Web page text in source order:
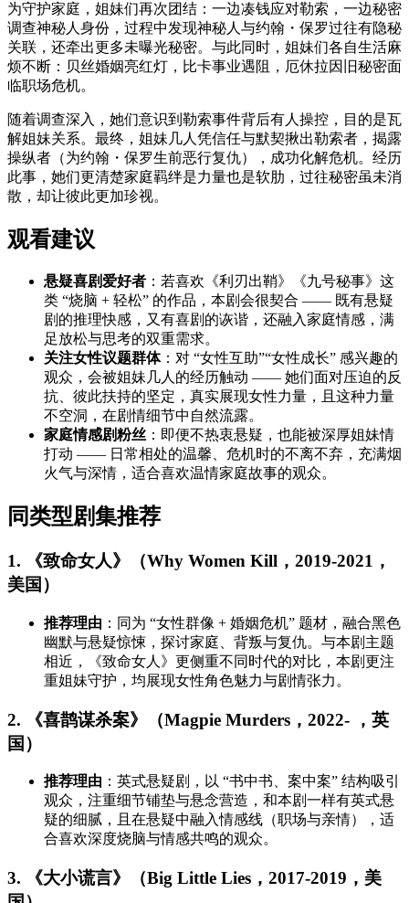
为守护家庭，姐妹们再次团结：一边凑钱应对勒索，一边秘密
调查神秘人身份，过程中发现神秘人与约翰・保罗过往有隐秘
关联，还牵出更多未曝光秘密。与此同时，姐妹们各自生活麻
烦不断：贝丝婚姻亮红灯，比卡事业遇阻，厄休拉因旧秘密面
临职场危机。
随着调查深入，她们意识到勒索事件背后有人操控，目的是瓦
解姐妹关系。最终，姐妹几人凭信任与默契揪出勒索者，揭露
操纵者（为约翰・保罗生前恶行复仇），成功化解危机。经历
此事，她们更清楚家庭羁绊是力量也是软肋，过往秘密虽未消
散，却让彼此更加珍视。
观看建议
悬疑喜剧爱好者 ：若喜欢《利刃出鞘》《九号秘事》这
类 “烧脑 + 轻松” 的作品，本剧会很契合 —— 既有悬疑
剧的推理快感，又有喜剧的诙谐，还融入家庭情感，满
足放松与思考的双重需求。
关注女性议题群体：对 “女性互助”“女性成长” 感兴趣的
观众，会被姐妹几人的经历触动 —— 她们面对压迫的反
抗、彼此扶持的坚定，真实展现女性力量，且这种力量
不空洞，在剧情细节中自然流露。
家庭情感剧粉丝 ：即便不热衷悬疑，也能被深厚姐妹情
打动 —— 日常相处的温馨、危机时的不离不弃，充满烟
火气与深情，适合喜欢温情家庭故事的观众。
同类型剧集推荐
1. 《致命女人》（Why Women Kill，2019-2021，
美国）
推荐理由 ：同为 “女性群像 + 婚姻危机” 题材，融合黑色
幽默与悬疑惊悚，探讨家庭、背叛与复仇。与本剧主题
相近，《致命女人》更侧重不同时代的对比，本剧更注
重姐妹守护，均展现女性角色魅力与剧情张力。
2. 《喜鹊谋杀案》（Magpie Murders，2022- ，英
国）
推荐理由 ：英式悬疑剧，以 “书中书、案中案” 结构吸引
观众，注重细节铺垫与悬念营造，和本剧一样有英式悬
疑的细腻，且在悬疑中融入情感线（职场与亲情），适
合喜欢深度烧脑与情感共鸣的观众。
3. 《大小谎言》（Big Little Lies，2017-2019，美